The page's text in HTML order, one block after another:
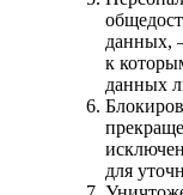
данных,
к
данных
для